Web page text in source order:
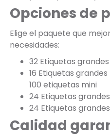
Opciones de
Elige el paquete que
necesidades:
32 Etiquetas grandes
16 Etiquetas
100 etiquetas mini
24 Etiquetas
24 Etiquetas
Calidad